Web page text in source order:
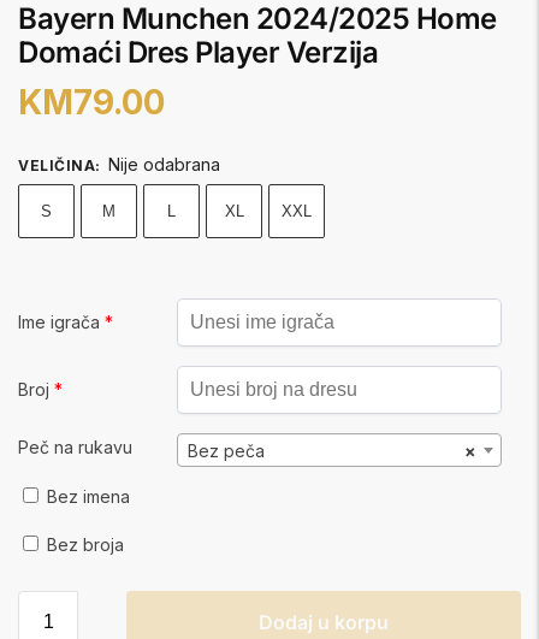
Bayern Munchen 2024/2025 Home
Domaći Dres Player Verzija
KM79.00
VELIČINA: Nije odabrana
S M XL XXL
Ime igrača *
Broj *
Peč na rukavu ×
Bez peča
Bez imena
Bez broja
Dodaj u korpu